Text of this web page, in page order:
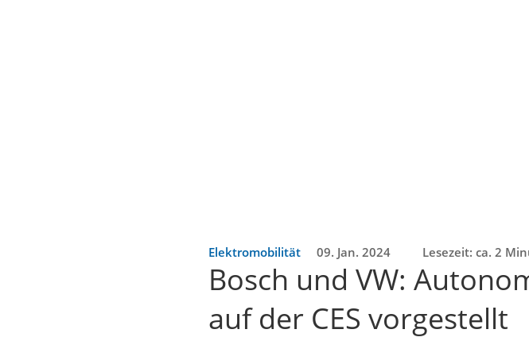
Elektromobilität 09. Jan. 2024 Lesezeit: ca. 2
Bosch und VW:
auf der CES vorgestellt